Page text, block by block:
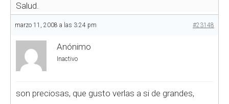
Salud.
marzo 11, 2008 a las 3:24 pm #23148
Anónimo
Inactivo
son preciosas, que gusto verlas a si de grandes,